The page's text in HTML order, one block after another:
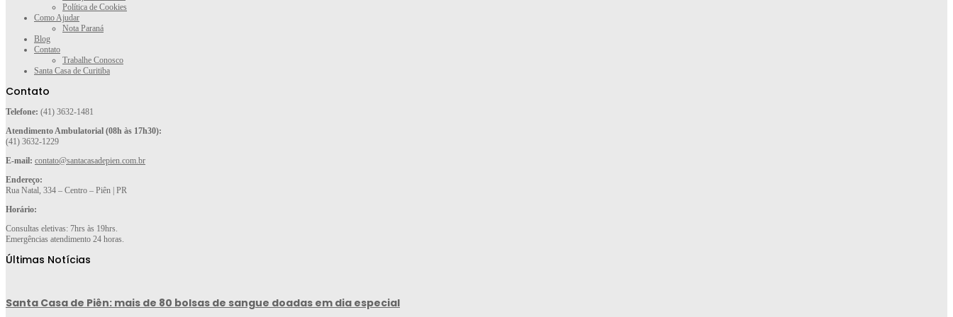
Política de Cookies
Como Ajudar
Nota Paraná
Blog
Contato
Trabalhe Conosco
Santa Casa de Curitiba
Contato
Telefone: (41) 3632-1481
Atendimento Ambulatorial (08h às 17h30):
(41) 3632-1229
E-mail: contato@santacasadepien.com.br
Endereço:
Rua Natal, 334 – Centro – Piên | PR
Horário:
Consultas eletivas: 7hrs às 19hrs.
Emergências atendimento 24 horas.
Últimas Notícias
Santa Casa de Piên: mais de 80 bolsas de sangue doadas em dia especial